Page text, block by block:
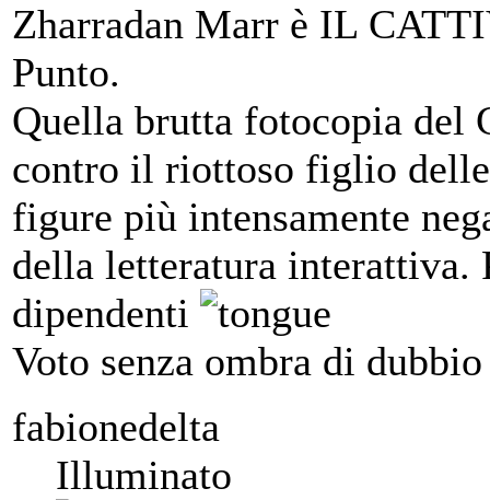
Zharradan Marr è IL
Punto.
Quella brutta fotocopia del
contro il riottoso figlio delle
figure più intensamente
della letteratura interattiva.
dipendenti
Voto senza ombra di
fabionedelta
Illuminato